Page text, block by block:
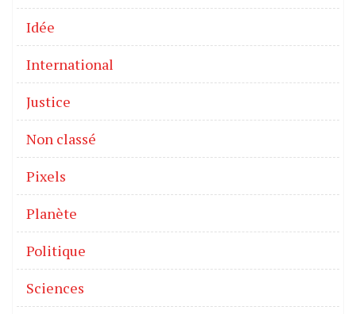
Idée
International
Justice
Non classé
Pixels
Planète
Politique
Sciences